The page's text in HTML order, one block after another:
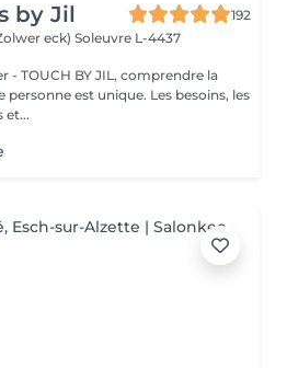
by Jil
192
eck) Soleuvre L-4437
- TOUCH BY JIL, comprendre la
personne est unique. Les besoins, les
et...